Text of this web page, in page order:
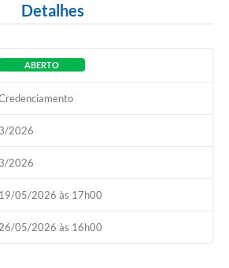
Detalhes
ABERTO
3/2026
3/2026
19/05/2026 às 17h00
26/05/2026 às 16h00